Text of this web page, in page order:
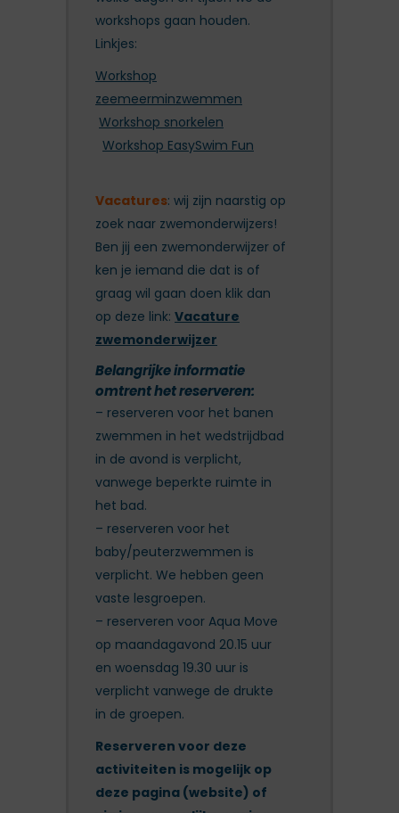
workshops gaan houden.
Linkjes:
Workshop
zeemeerminzwemmen
Workshop snorkelen
Workshop EasySwim Fun
Vacatures: wij zijn naarstig op
zoek naar zwemonderwijzers!
Ben jij een zwemonderwijzer of
ken je iemand die dat is of
graag wil gaan doen klik dan
op deze link: Vacature
zwemonderwijzer
Belangrijke informatie
omtrent het reserveren:
– reserveren voor het banen
zwemmen in het wedstrijdbad
in de avond is verplicht,
vanwege beperkte ruimte in
het bad.
– reserveren voor het
baby/peuterzwemmen is
verplicht. We hebben geen
vaste lesgroepen.
– reserveren voor Aqua Move
op maandagavond 20.15 uur
en woensdag 19.30 uur is
verplicht vanwege de drukte
in de groepen.
Reserveren voor deze
activiteiten is mogelijk op
deze pagina (website) of